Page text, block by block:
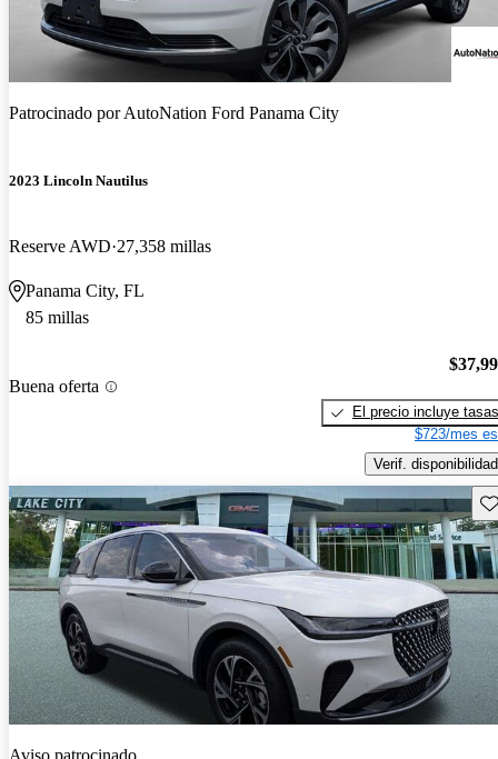
Patrocinado porAutoNation Ford Panama City
2023 Lincoln Nautilus
Reserve AWD 27,358 millas
Panama City, FL
85 millas
Buena oferta
El precio incluye tasas
$723/mes
Verif. disponibilidad